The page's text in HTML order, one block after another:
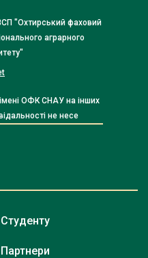
"Охтирський фаховий
аграрного
ОФК СНАУ на інших
не несе
Студенту
Партнери